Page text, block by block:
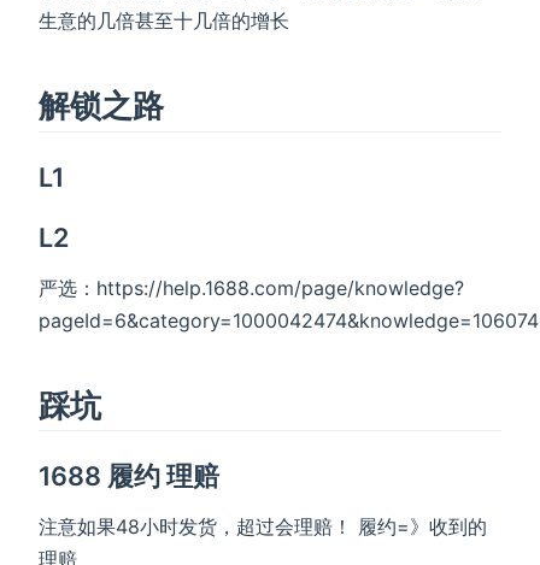
生意的几倍甚至十几倍的增长
解锁之路
L1
L2
严选：https://help.1688.com/page/knowledge?
踩坑
1688 履约 理赔
注意如果48小时发货，超过会理赔！ 履约=》收到的
理赔